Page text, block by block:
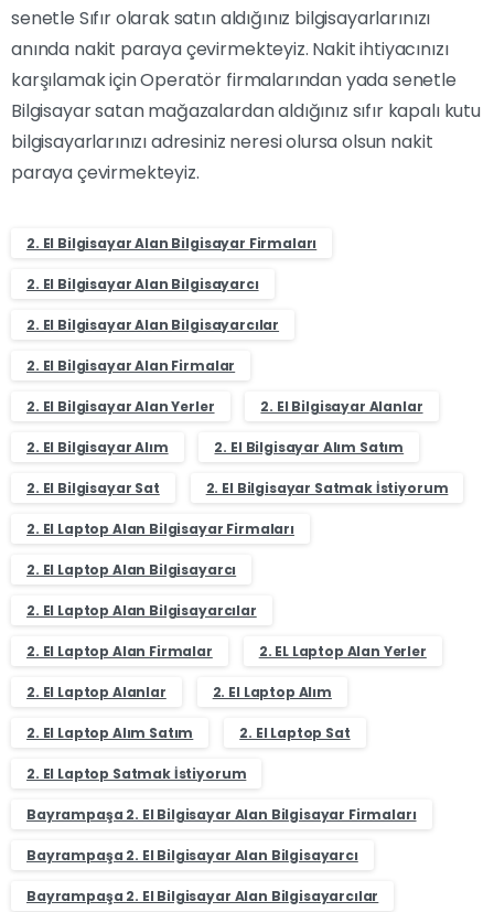
senetle Sıfır olarak satın aldığınız bilgisayarlarınızı
anında nakit paraya çevirmekteyiz. Nakit ihtiyacınızı
karşılamak için Operatör firmalarından yada senetle
Bilgisayar satan mağazalardan aldığınız sıfır kapalı kutu
bilgisayarlarınızı adresiniz neresi olursa olsun nakit
paraya çevirmekteyiz.
2. El Bilgisayar Alan Bilgisayar Firmaları
2. El Bilgisayar Alan Bilgisayarcı
2. El Bilgisayar Alan Bilgisayarcılar
2. El Bilgisayar Alan Firmalar
2. El Bilgisayar Alan Yerler 2. El Bilgisayar Alanlar
2. El Bilgisayar Alım 2. El Bilgisayar Alım Satım
2. El Bilgisayar Sat 2. El Bilgisayar Satmak İstiyorum
2. El Laptop Alan Bilgisayar Firmaları
2. El Laptop Alan Bilgisayarcı
2. El Laptop Alan Bilgisayarcılar
2. El Laptop Alan Firmalar 2. EL Laptop Alan Yerler
2. El Laptop Alanlar 2. El Laptop Alım
2. El Laptop Alım Satım 2. El Laptop Sat
2. El Laptop Satmak İstiyorum
Bayrampaşa 2. El Bilgisayar Alan Bilgisayar Firmaları
Bayrampaşa 2. El Bilgisayar Alan Bilgisayarcı
Bayrampaşa 2. El Bilgisayar Alan Bilgisayarcılar